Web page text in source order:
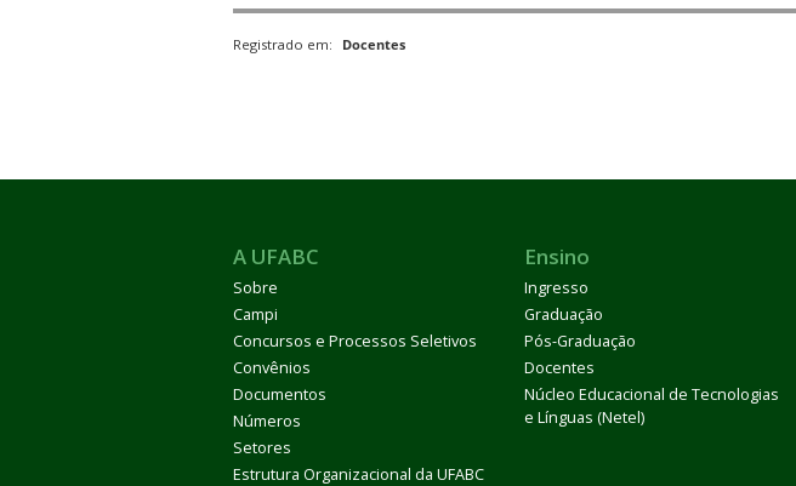
Registrado em: Docentes
A UFABC
Sobre
Campi
Concursos e Processos Seletivos
Convênios
Documentos
Números
Setores
Estrutura Organizacional da UFABC
Ensino
Ingresso
Graduação
Pós-Graduação
Docentes
Núcleo Educacional de Tecnologias
e Línguas (Netel)